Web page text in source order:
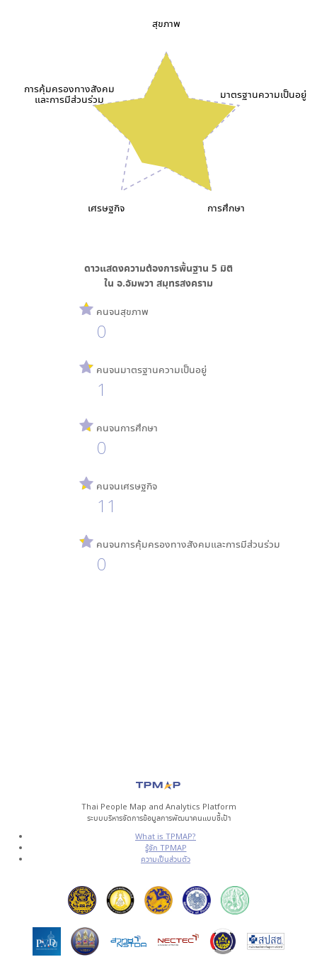
สุขภาพ
มาตรฐานความเป็นอยู่
การศึกษา
เศรษฐกิจ
การคุ้มครองทางสังคม
และการมีส่วนร่วม
ดาวแสดงความต้องการพื้นฐาน 5 มิติ
ใน อ.อัมพวา สมุทรสงคราม
คนจนสุขภาพ
0
คนจนมาตรฐานความเป็นอยู่
1
คนจนการศึกษา
0
คนจนเศรษฐกิจ
11
คนจนการคุ้มครองทางสังคมและการมีส่วนร่วม
0
Thai People Map and Analytics Platform
ระบบบริหารจัดการข้อมูลการพัฒนาคนแบบชี้เป้า
What is TPMAP?
รู้จัก TPMAP
ความเป็นส่วนตัว